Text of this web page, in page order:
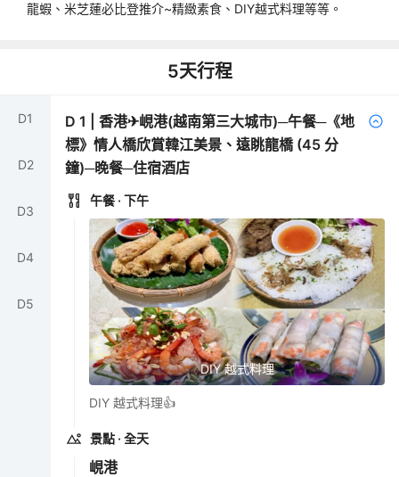
龍蝦、米芝蓮必比登推介~精緻素食、DIY越式料理等等。
5天行程
D1
D2
D3
D4
D5
D1 |香港✈峴港(越南第三大城市)─午餐─《地
標》情人橋欣賞韓江美景、遠眺龍橋 (45 分
鐘)─晚餐─住宿酒店
午餐 · 下午
DIY 越式料理
DIY 越式料理👍
景點 · 全天
峴港